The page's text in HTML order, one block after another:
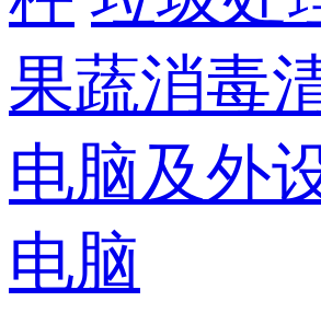
果蔬消毒
电脑及外
电脑